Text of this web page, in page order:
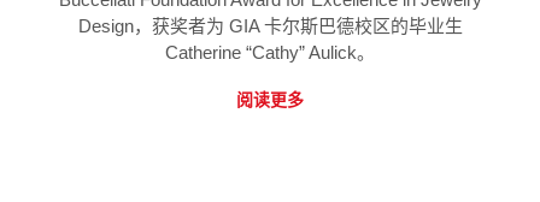
Design，获奖者为 GIA 卡尔斯巴德校区的毕业生
Catherine “Cathy” Aulick。
阅读更多